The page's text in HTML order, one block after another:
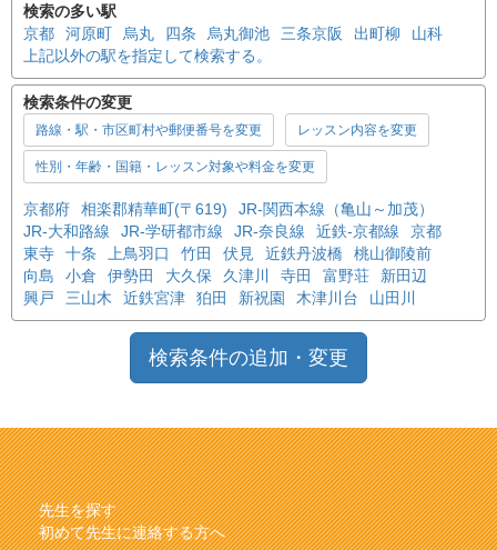
検索の多い駅
京都
河原町 烏丸 四条 烏丸御池 三条京阪 出町柳
山科
上記以外の駅を指定して検索する。
検索条件の変更
路線・駅・市区町村や郵便番号を変更 レッスン内容を変更
性別・年齢・国籍・レッスン対象や料金を変更
京都府 相楽郡精華町(〒619)
JR-関西本線（亀山～加茂）
JR-大和路線
JR-学研都市線 JR-奈良線 近鉄-京都線
京都
東寺
十条 上鳥羽口 竹田 伏見 近鉄丹波橋
桃山御陵前
向島
小倉 伊勢田 大久保 久津川 寺田 富野荘
新田辺
興戸
三山木 近鉄宮津 狛田 新祝園 木津川台 山田川
検索条件の追加・変更
先生を探す
初めて先生に連絡する方へ